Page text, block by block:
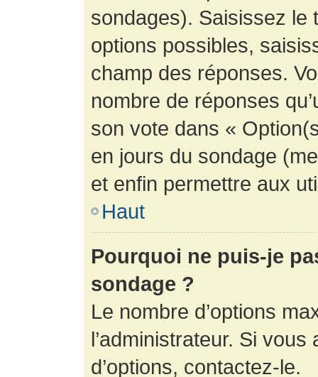
sondages). Saisissez le
options possibles,
champ des réponses.
nombre de réponses
son vote dans «
en jours du sondage
et enfin permettre aux
Haut
Pourquoi ne puis-je
sondage ?
Le nombre d’options
l’administrateur. Si
d’options, contactez-le.